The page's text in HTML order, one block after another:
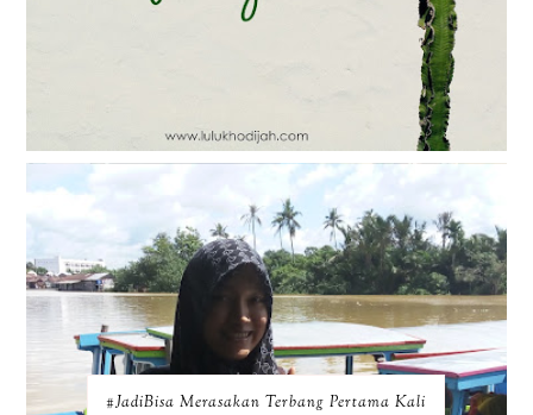
#JadiBisa Merasakan Terbang Pertama Kali